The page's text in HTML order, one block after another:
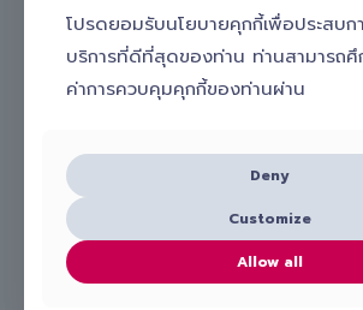
ด้วยประแจปอนด์ตามสเป
เพื่อสมรรถนะและความป
18 กรกฎาคม 2026
Michelin Pilot Sport 4
285/40 R21 และหลัง
บริการเปลี่ยนยางถึงสถาน
โปรดยอมรับนโยบายคุกกี้เพื่อประสบก
บริการที่ดีที่สุดของท่าน ท่านสามารถศึ
ค่าการควบคุมคุกกี้ของท่านผ่าน
Deny
Customize
Allow all